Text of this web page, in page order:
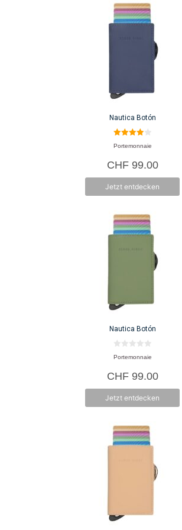
Nautica Botón
von 5
Portemonnaie
CHF99.00
Jetzt entdecken
Nautica Botón
0
v
n
5
Portemonnaie
CHF99.00
Jetzt entdecken